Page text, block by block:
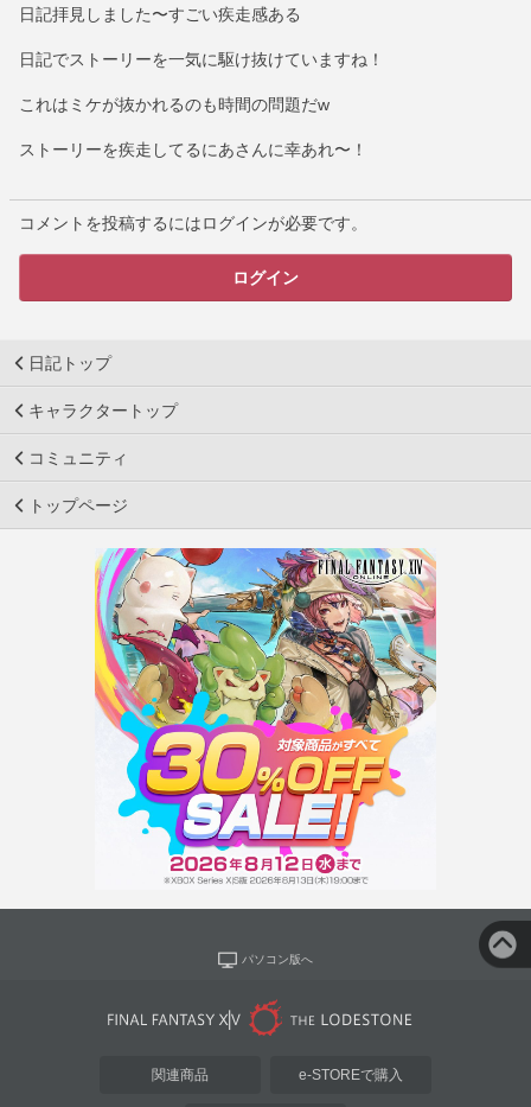
日記拝見しました〜すごい疾走感ある
日記でストーリーを一気に駆け抜けていますね！
これはミケが抜かれるのも時間の問題だw
ストーリーを疾走してるにあさんに幸あれ〜！
コメントを投稿するにはログインが必要です。
ログイン
日記トップ
キャラクタートップ
コミュニティ
トップページ
パソコン版へ
関連商品 e-STOREで購入